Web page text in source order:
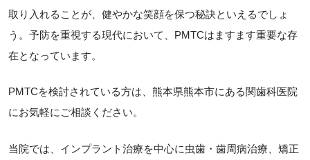
取り入れることが、健やかな笑顔を保つ秘訣といえるでしょ
う。予防を重視する現代において、PMTCはますます重要な存
在となっています。
PMTCを検討されている方は、熊本県熊本市にある関歯科医院
にお気軽にご相談ください。
当院では、インプラント治療を中心に虫歯・歯周病治療、矯正